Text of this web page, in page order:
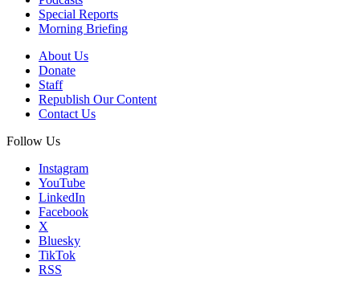
Special Reports
Morning Briefing
About Us
Donate
Staff
Republish Our Content
Contact Us
Follow Us
Instagram
YouTube
LinkedIn
Facebook
X
Bluesky
TikTok
RSS